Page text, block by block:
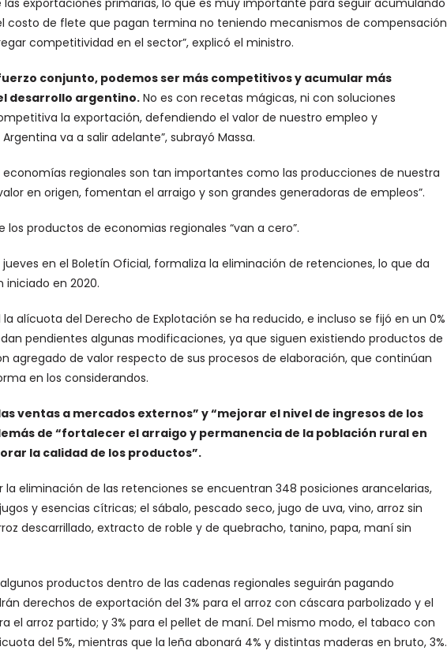
las exportaciones primarias, lo que es muy importante para seguir acumulando
costo de flete que pagan termina no teniendo mecanismos de compensación
competitividad en el sector”, explicó el ministro.
conjunto, podemos ser más competitivos y acumular más
desarrollo argentino.No es con recetas mágicas, ni con soluciones
la exportación, defendiendo el valor de nuestro empleo y
va a salir adelante”, subrayó Massa.
economías regionales son tan importantes como las producciones de nuestra
en origen, fomentan el arraigo y son grandes generadoras de empleos”.
los productos de economias regionales “van a cero”.
en el Boletín Oficial, formaliza la eliminación de retenciones, lo que da
en 2020.
la alícuota del Derecho de Explotación se ha reducido, e incluso se fijó en un 0%
pendientes algunas modificaciones, ya que siguen existiendo productos de
agregado de valor respecto de sus procesos de elaboración, que continúan
en los considerandos.
ventas a mercados externos” y “mejorar el nivel de ingresos de los
de “fortalecer el arraigo y permanencia de la población rural en
la calidad de los productos”.
eliminación de las retenciones se encuentran 348 posiciones arancelarias,
y esencias cítricas; el sábalo, pescado seco, jugo de uva, vino, arroz sin
descarrillado, extracto de roble y de quebracho, tanino, papa, maní sin
productos dentro de las cadenas regionales seguirán pagando
derechos de exportación del 3% para el arroz con cáscara parbolizado y el
el arroz partido; y 3% para el pellet de maní. Del mismo modo, el tabaco con
del 5%, mientras que la leña abonará 4% y distintas maderas en bruto, 3%.